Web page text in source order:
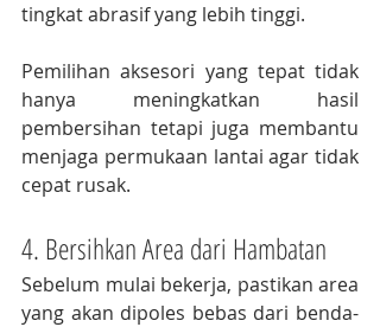
tingkat abrasif yang lebih tinggi.
Pemilihan aksesori yang tepat tidak
hanya meningkatkan hasil
pembersihan tetapi juga membantu
menjaga permukaan lantai agar tidak
cepat rusak.
4. Bersihkan Area dari Hambatan
Sebelum mulai bekerja, pastikan area
yang akan dipoles bebas dari benda-